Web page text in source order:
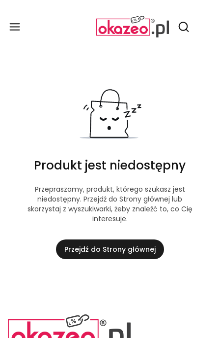
Otwórz
Produkt jest niedostępny
Przepraszamy, produkt, którego szukasz jest
niedostępny. Przejdź do Strony głównej lub
skorzystaj z wyszukiwarki, żeby znaleźć to, co Cię
interesuje.
Przejdź do Strony głównej